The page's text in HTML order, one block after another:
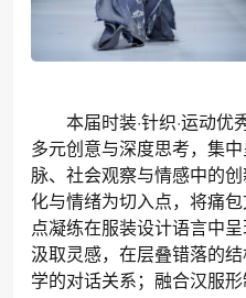
本届时装·针织·运动
多元创意与深度思考，集
脉、社会观察与情感中的
化与情绪为切入点，将痛
点凝练在服装设计语言中
汲取灵感，在层叠错落的
学的对话关系；融合汉服